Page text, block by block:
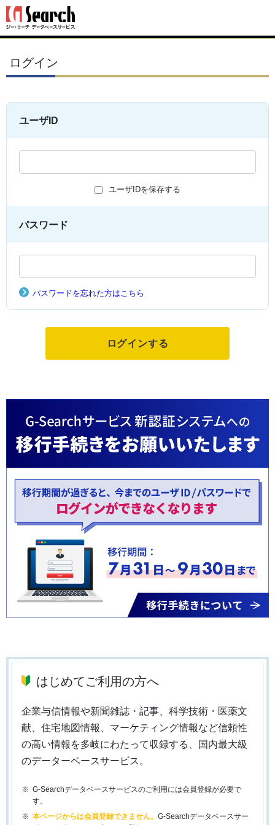
ログイン
ユーザID
ユーザIDを保存する
パスワード
パスワードを忘れた方はこちら
はじめてご利用の方へ
企業与信情報や新聞雑誌・記事、科学技術・医薬文
献、住宅地図情報、マーケティング情報など信頼性
の高い情報を多岐にわたって収録する、国内最大級
のデーターベースサービス。
G-Searchデータベースサービスのご利用には会員登録が必要で
す。
本ページからは会員登録できません。 G-Searchデータベースサー